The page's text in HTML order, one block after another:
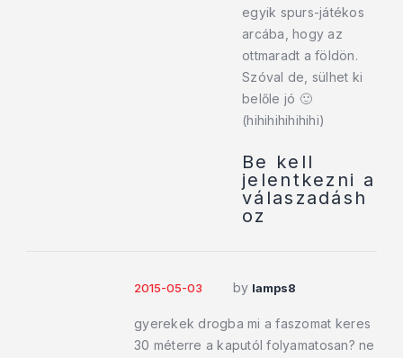
egyik spurs-játékos
arcába, hogy az
ottmaradt a földön.
Szóval de, sülhet ki
belőle jó 🙂
(hihihihihihihi)
Be kell
jelentkezni a
válaszadásh
oz
2015-05-03 by lamps8
gyerekek drogba mi a faszomat keres
30 méterre a kaputól folyamatosan? ne